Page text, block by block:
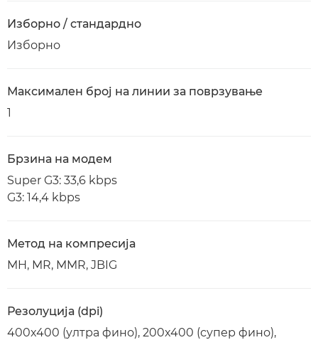
Изборно / стандардно
Изборно
Максимален број на линии за поврзување
1
Брзина на модем
Super G3: 33,6 kbps
G3: 14,4 kbps
Метод на компресија
MH, MR, MMR, JBIG
Резолуција (dpi)
400x400 (ултра фино), 200x400 (супер фино),